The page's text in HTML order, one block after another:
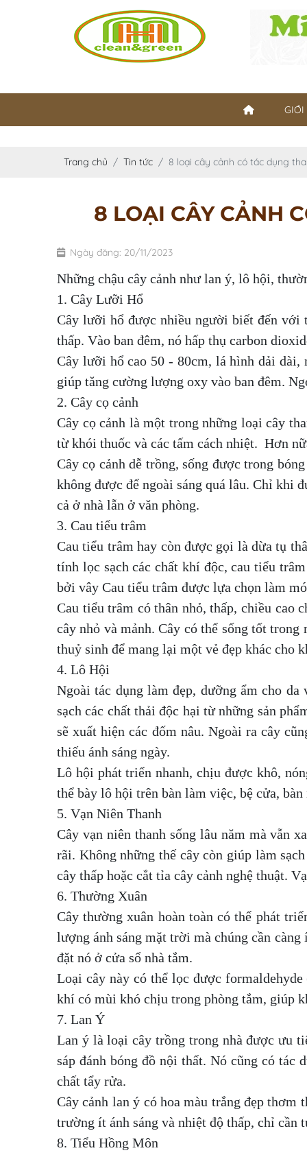
GIỚI
Trang chủ Tin tức 8 loại cây cảnh có tác dụng
8 LOẠI CÂY CẢNH
Ngày đăng: 20/11/2023
Những chậu cây cảnh như lan ý, lô hội,
1. Cây Lưỡi Hổ
Cây lưỡi hổ được nhiều người biết đến với
thấp. Vào ban đêm, nó hấp thụ carbon
Cây lưỡi hổ cao 50 - 80cm, lá hình dải
giúp tăng cường lượng oxy vào ban đêm.
2. Cây cọ cảnh
Cây cọ cảnh là một trong những loại cây
từ khói thuốc và các tấm cách nhiệt. Hơn
Cây cọ cảnh dễ trồng, sống được trong
không được để ngoài sáng quá lâu. Chỉ khi
cả ở nhà lẫn ở văn phòng.
3. Cau tiểu trâm
Cau tiểu trâm hay còn được gọi là dừa tụ
tính lọc sạch các chất khí độc, cau tiểu
bởi vây Cau tiểu trâm được lựa chọn làm
Cau tiểu trâm có thân nhỏ, thấp, chiều cao
cây nhỏ và mảnh. Cây có thể sống tốt
thuỷ sinh để mang lại một vẻ đẹp khác cho
4. Lô Hội
Ngoài tác dụng làm đẹp, dưỡng ẩm cho
sạch các chất thải độc hại từ những sản
sẽ xuất hiện các đốm nâu. Ngoài ra cây
thiếu ánh sáng ngày.
Lô hội phát triển nhanh, chịu được khô,
thể bày lô hội trên bàn làm việc, bệ cửa,
5. Vạn Niên Thanh
Cây vạn niên thanh sống lâu năm mà vẫn
rãi. Không những thế cây còn giúp làm
cây thấp hoặc cắt tỉa cây cảnh nghệ thuật.
6. Thường Xuân
Cây thường xuân hoàn toàn có thể phát
lượng ánh sáng mặt trời mà chúng cần
đặt nó ở cửa sổ nhà tắm.
Loại cây này có thể lọc được
khí có mùi khó chịu trong phòng tắm, giúp
7. Lan Ý
Lan ý là loại cây trồng trong nhà được ưu
sáp đánh bóng đồ nội thất. Nó cũng có
chất tẩy rửa.
Cây cảnh lan ý có hoa màu trắng đẹp
trường ít ánh sáng và nhiệt độ thấp, chỉ
8. Tiểu Hồng Môn